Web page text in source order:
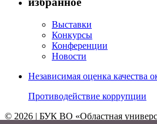
Выставки
Конкурсы
Конференции
Новости
Независимая оценка качества
Противодействие коррупции
© 2026 | БУК ВО «Областная